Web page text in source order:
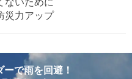
ないために
災力アップ
ーで雨を回避！